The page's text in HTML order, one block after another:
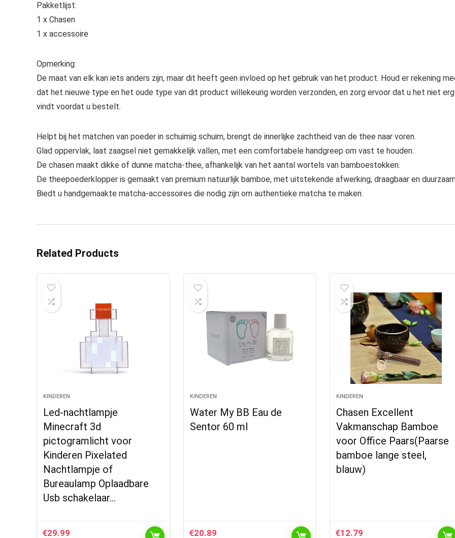
Pakketlijst:
1 x Chasen
1 x accessoire
Opmerking:
De maat van elk kan iets anders zijn, maar dit heeft geen invloed op het gebruik van het product. Houd er rekening
dat het nieuwe type en het oude type van dit product willekeurig worden verzonden, en zorg ervoor dat u het niet erg
vindt voordat u bestelt.
Helpt bij het matchen van poeder in schuimig schuim, brengt de innerlijke zachtheid van de thee naar voren.
Glad oppervlak, laat zaagsel niet gemakkelijk vallen, met een comfortabele handgreep om vast te houden.
De chasen maakt dikke of dunne matcha-thee, afhankelijk van het aantal wortels van bamboestokken.
De theepoederklopper is gemaakt van premium natuurlijk bamboe, met uitstekende afwerking, draagbaar en
Biedt u handgemaakte matcha-accessoires die nodig zijn om authentieke matcha te maken.
Related Products
KINDEREN
Led-nachtlampje
Minecraft 3d
pictogramlicht voor
Kinderen Pixelated
Nachtlampje of
Bureaulamp Oplaadbare
Usb schakelaar…
€29.99
KINDEREN
Water My BB Eau de
Sentor 60 ml
€20.89
KINDEREN
Chasen Excellent
Vakmanschap Bamboe
voor Office Paars(Paarse
bamboe lange steel,
blauw)
€12.79